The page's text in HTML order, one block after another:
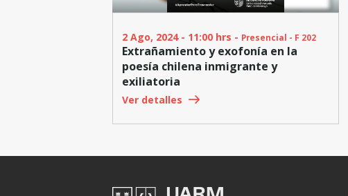
2 Ago, 2024 - 11:00 hrs - Presencial - F 202
Extrañamiento y exofonía en la
poesía chilena inmigrante y
exiliatoria
Ver detalles